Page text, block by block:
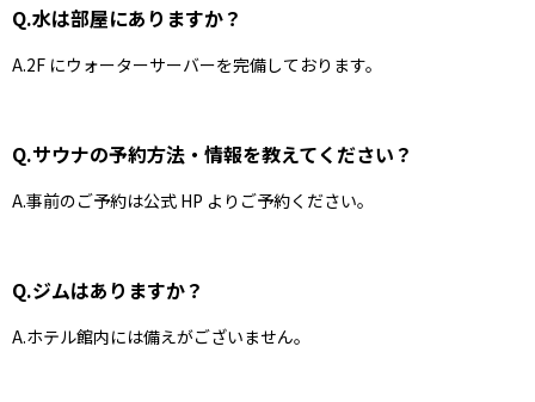
Q.水は部屋にありますか？
A.2F にウォーターサーバーを完備しております。
Q.サウナの予約方法・情報を教えてください？
A.事前のご予約は公式 HP よりご予約ください。
Q.ジムはありますか？
A.ホテル館内には備えがございません。